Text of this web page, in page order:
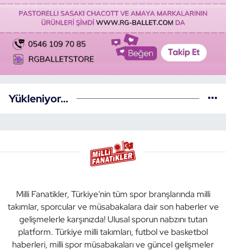
Yükleniyor...
Milli Fanatikler, Türkiye'nin tüm spor branşlarında milli
takımlar, sporcular ve müsabakalara dair son haberler ve
gelişmelerle karşınızda! Ulusal sporun nabzını tutan
platform. Türkiye milli takımları, futbol ve basketbol
haberleri, milli spor müsabakaları ve güncel gelişmeler